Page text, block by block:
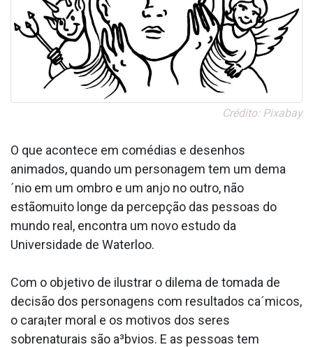
Crédito: Pixabay
O que acontece em comédias e desenhos
animados, quando um personagem tem um dema
´nio em um ombro e um anjo no outro, não
estãomuito longe da percepção das pessoas do
mundo real, encontra um novo estudo da
Universidade de Waterloo.
Com o objetivo de ilustrar o dilema de tomada de
decisão dos personagens com resultados ca´micos,
o cara¡ter moral e os motivos dos seres
sobrenaturais são a³bvios. E as pessoas tem